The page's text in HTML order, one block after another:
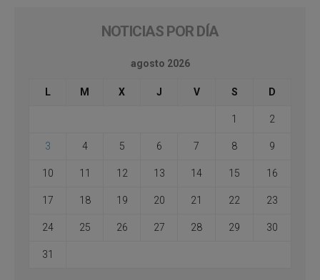
NOTICIAS POR DÍA
agosto 2026
L M X J V S D
1 2
3 4 5 6 7 8 9
10 11 12 13 14 15 16
17 18 19 20 21 22 23
24 25 26 27 28 29 30
31